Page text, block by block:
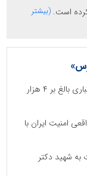
است. (بیشتر
آغاز بهره‌برداری از ۶۸ پروژه عمرانی در لامرد با اعتباری بالغ بر ۴ هزار
امنیت ایران با
به شهید دکتر